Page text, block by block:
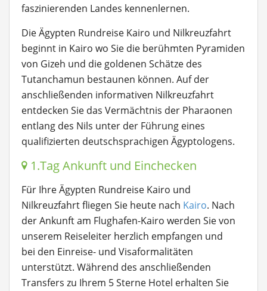
faszinierenden Landes kennenlernen.
Die Ägypten Rundreise Kairo und Nilkreuzfahrt
beginnt in Kairo wo Sie die berühmten Pyramiden
von Gizeh und die goldenen Schätze des
Tutanchamun bestaunen können. Auf der
anschließenden informativen Nilkreuzfahrt
entdecken Sie das Vermächtnis der Pharaonen
entlang des Nils unter der Führung eines
qualifizierten deutschsprachigen Ägyptologens.
1.Tag Ankunft und Einchecken
Für Ihre Ägypten Rundreise Kairo und
Nilkreuzfahrt fliegen Sie heute nach Kairo. Nach
der Ankunft am Flughafen-Kairo werden Sie von
unserem Reiseleiter herzlich empfangen und
bei den Einreise- und Visaformalitäten
unterstützt. Während des anschließenden
Transfers zu Ihrem 5 Sterne Hotel erhalten Sie